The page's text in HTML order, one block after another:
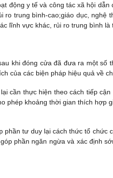
động y tế và công tác xã hội
ro trung bình-cao;giáo dục, nghệ
lĩnh vực khác, rủi ro trung bình là
khi đóng cửa đã đưa ra một số
của các biện pháp hiệu quả về
cần thực hiện theo cách tiếp
phép khoảng thời gian thích hợp
phần tư duy lại cách thức tổ chức
phần ngăn ngừa và xác định